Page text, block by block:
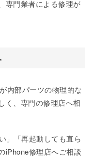
専門業者による修理が
内部パーツの物理的な
く、専門の修理店へ相
」「再起動しても直ら
iPhone修理店へご相談